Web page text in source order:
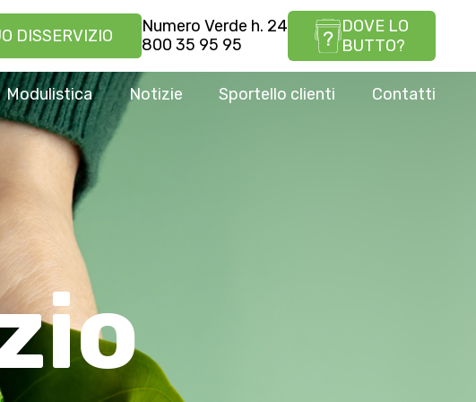
DISSERVIZIO
Numero Verde h. 24
800 35 95 95
DOVE LO
BUTTO?
Modulistica Notizie Sportello clienti Contatti